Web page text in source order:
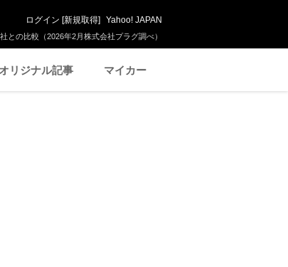
の比較（2026年2月株式会社プラグ調べ）
ログイン [新規取得] Yahoo! JAPAN
オリジナル記事 マイカー